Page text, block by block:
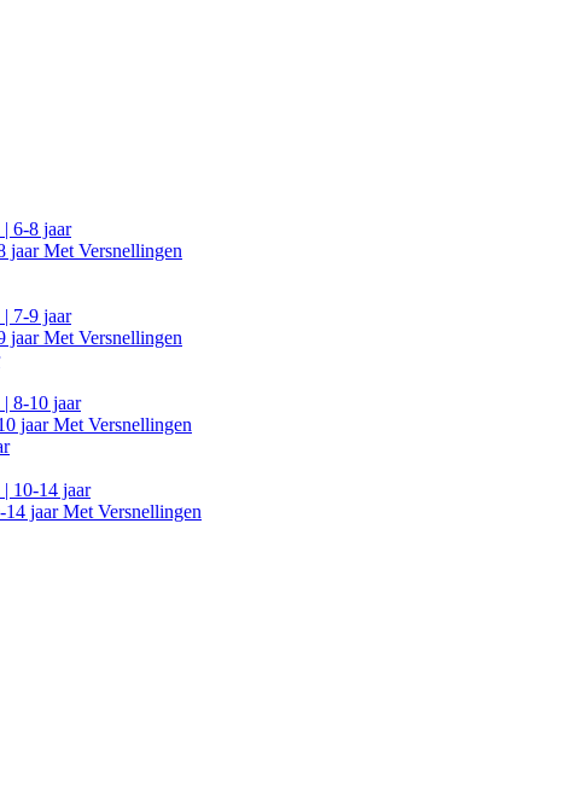
6-8 jaar
jaar Met Versnellingen
7-9 jaar
jaar Met Versnellingen
8-10 jaar
jaar Met Versnellingen
10-14 jaar
jaar Met Versnellingen